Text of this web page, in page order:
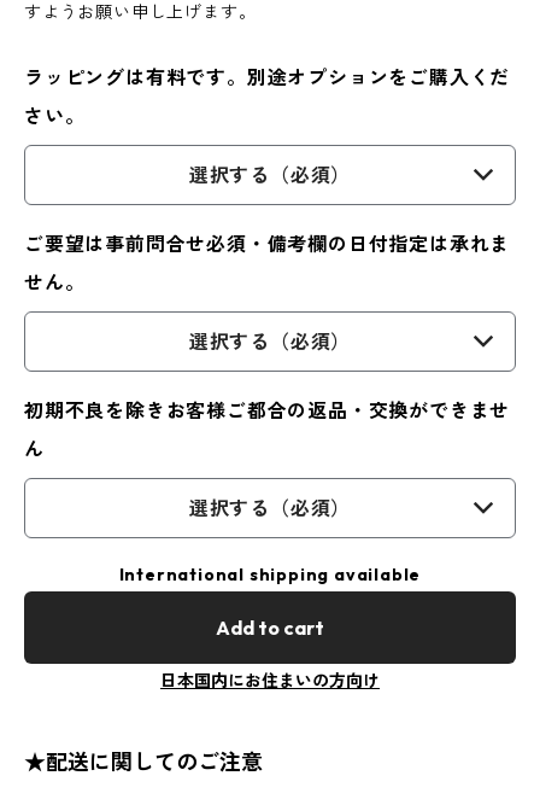
すようお願い申し上げます。
ラッピングは有料です。別途オプションをご購入くだ
さい。
選択する（必須）
ご要望は事前問合せ必須・備考欄の日付指定は承れま
せん。
選択する（必須）
初期不良を除きお客様ご都合の返品・交換ができませ
ん
選択する（必須）
International shipping available
Add to cart
日本国内にお住まいの方向け
★配送に関してのご注意